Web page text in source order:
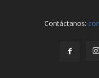
Contáctanos: